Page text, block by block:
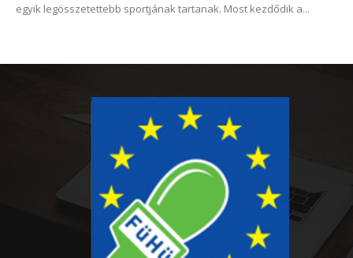
egyik legösszetettebb sportjának tartanak. Most kezdődik a...